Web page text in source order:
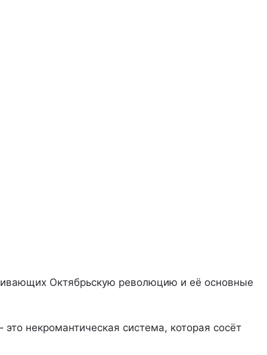
Октябрьскую революцию и её основные
некромантическая система, которая сосёт